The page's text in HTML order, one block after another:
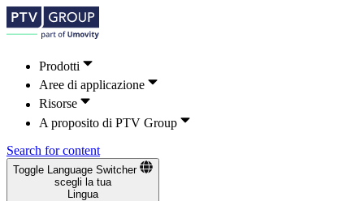
Prodotti
Aree di applicazione
Risorse
A proposito di PTV Group
Search for content
Toggle Language Switcher
scegli la tua
Lingua